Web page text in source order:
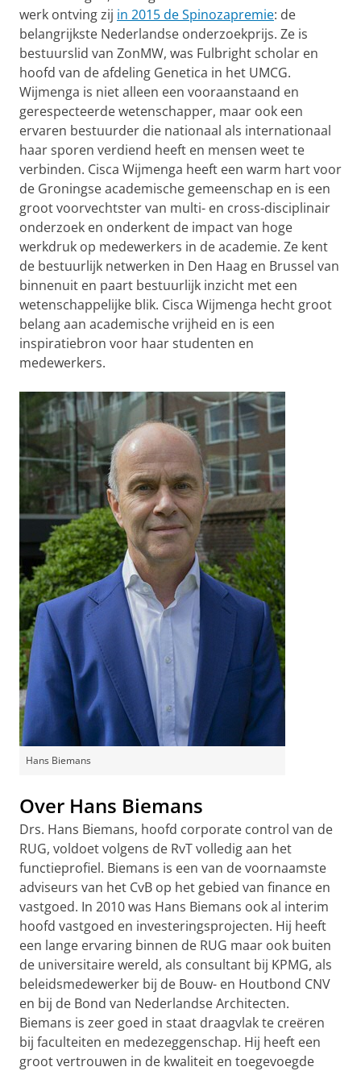
werk ontving zij in 2015 de Spinozapremie: de
belangrijkste Nederlandse onderzoekprijs. Ze is
bestuurslid van ZonMW, was Fulbright scholar en
hoofd van de afdeling Genetica in het UMCG.
Wijmenga is niet alleen een vooraanstaand en
gerespecteerde wetenschapper, maar ook een
ervaren bestuurder die nationaal als internationaal
haar sporen verdiend heeft en mensen weet te
verbinden. Cisca Wijmenga heeft een warm hart voor
de Groningse academische gemeenschap en is een
groot voorvechtster van multi- en cross-disciplinair
onderzoek en onderkent de impact van hoge
werkdruk op medewerkers in de academie. Ze kent
de bestuurlijk netwerken in Den Haag en Brussel van
binnenuit en paart bestuurlijk inzicht met een
wetenschappelijke blik. Cisca Wijmenga hecht groot
belang aan academische vrijheid en is een
inspiratiebron voor haar studenten en
medewerkers.
Hans Biemans
Over Hans Biemans
Drs. Hans Biemans, hoofd corporate control van de
RUG, voldoet volgens de RvT volledig aan het
functieprofiel. Biemans is een van de voornaamste
adviseurs van het CvB op het gebied van finance en
vastgoed. In 2010 was Hans Biemans ook al interim
hoofd vastgoed en investeringsprojecten. Hij heeft
een lange ervaring binnen de RUG maar ook buiten
de universitaire wereld, als consultant bij KPMG, als
beleidsmedewerker bij de Bouw- en Houtbond CNV
en bij de Bond van Nederlandse Architecten.
Biemans is zeer goed in staat draagvlak te creëren
bij faculteiten en medezeggenschap. Hij heeft een
groot vertrouwen in de kwaliteit en toegevoegde